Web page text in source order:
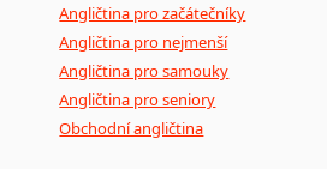
Angličtina pro začátečníky
Angličtina pro nejmenší
Angličtina pro samouky
Angličtina pro seniory
Obchodní angličtina